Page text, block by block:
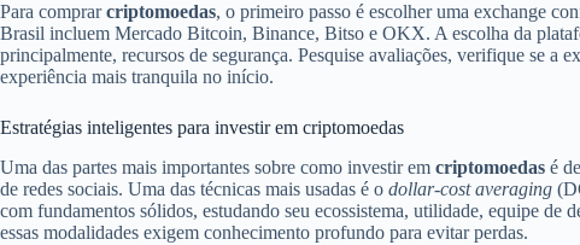
Para comprarcriptomoedas, o primeiro passo é escolher uma exchange
Brasil incluem Mercado Bitcoin, Binance, Bitso e OKX. A escolha da
principalmente, recursos de segurança. Pesquise avaliações, verifique se a
experiência mais tranquila no início.
Estratégias inteligentes para investir em criptomoedas
Uma das partes mais importantes sobre como investir em criptomoedas é
de redes sociais. Uma das técnicas mais usadas é o dollar-cost averaging
com fundamentos sólidos, estudando seu ecossistema, utilidade, equipe
essas modalidades exigem conhecimento profundo para evitar perdas.